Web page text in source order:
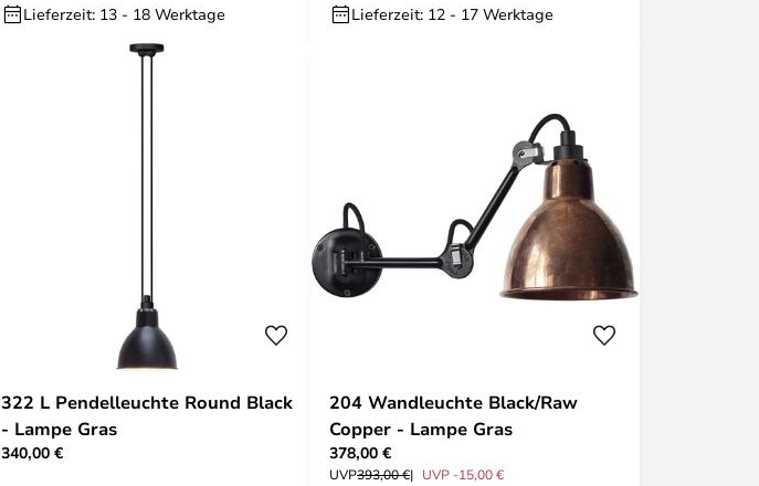
Lieferzeit: 13 - 18 Werktage Lieferzeit: 12 - 17 Werktage
322 L Pendelleuchte Round Black
- Lampe Gras
340,00 €
204 Wandleuchte Black/Raw
Copper - Lampe Gras
378,00 €
UVP393,00 € UVP -15,00 €